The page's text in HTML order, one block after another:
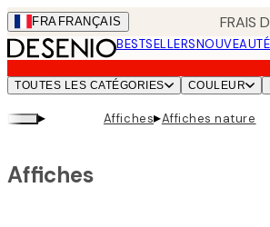
Skip
to
main
content.
FRA FRANÇAIS FRAIS
BESTSELLERS
TOUTES LES CATÉGORIES COULEUR
▸ Affiches▸Affiches nature
Affiches